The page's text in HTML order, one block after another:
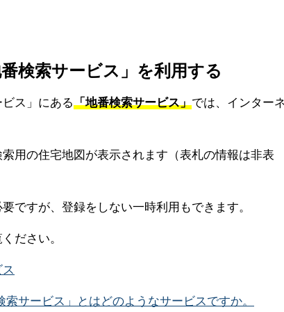
検索サービス」を利用する
ス」にある「地番検索サービス」では、インター
用の住宅地図が表示されます（表札の情報は非表
ですが、登録をしない一時利用もできます。
ださい。
索サービス」とはどのようなサービスですか。